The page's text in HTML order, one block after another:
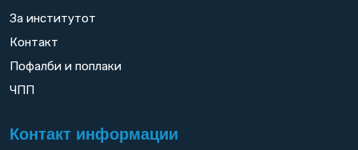
За институтот
Контакт
Пофалби и поплаки
ЧПП
Контакт информации